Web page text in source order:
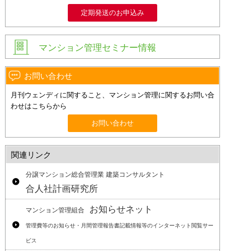
定期発送のお申込み
マンション管理セミナー情報
お問い合わせ
月刊ウェンディに関すること、マンション管理に関するお問い合
わせはこちらから
お問い合わせ
関連リンク
分譲マンション総合管理業 建築コンサルタント
合人社計画研究所
マンション管理組合 お知らせネット
管理費等のお知らせ・月間管理報告書記載情報等のインターネット閲覧サー
ビス